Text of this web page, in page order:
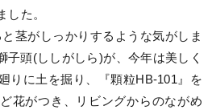
した。
と茎がしっかりするような気がしま
子頭(ししがしら)が、今年は美しく
りに土を掘り、『顆粒HB-101』を
花がつき、リビングからのながめ